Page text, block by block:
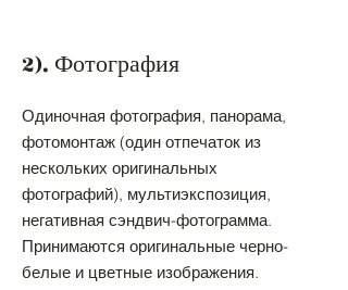
2). Фотография
Одиночная фотография, панорама,
фотомонтаж (один отпечаток из
нескольких оригинальных
фотографий), мультиэкспозиция,
негативная сэндвич-фотограмма.
Принимаются оригинальные черно-
белые и цветные изображения.